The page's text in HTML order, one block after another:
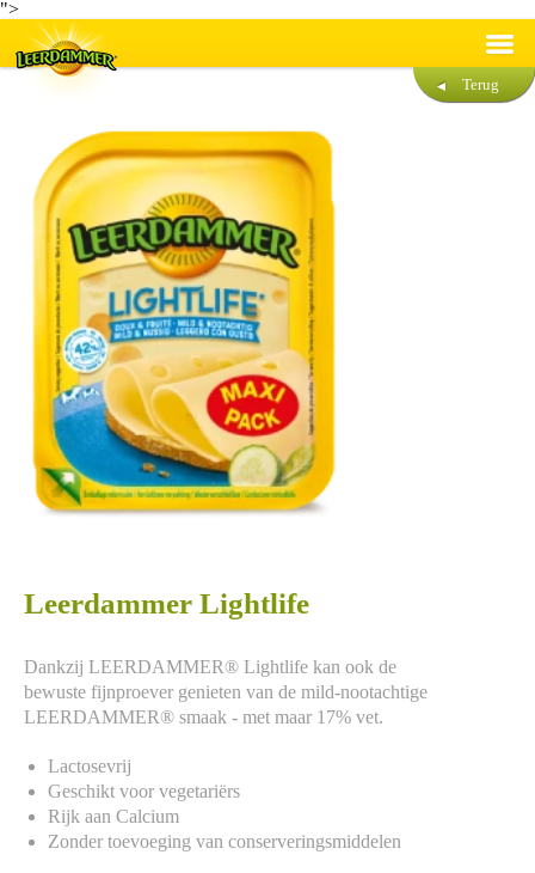
">
Producten
Duurzaamheid
Over Leerdammer
Contact
Nederlands Français
Terug
Leerdammer Lightlife
Dankzij LEERDAMMER® Lightlife kan ook de
bewuste fijnproever genieten van de mild-nootachtige
LEERDAMMER® smaak - met maar 17% vet.
Lactosevrij
Geschikt voor vegetariërs
Rijk aan Calcium
Zonder toevoeging van conserveringsmiddelen